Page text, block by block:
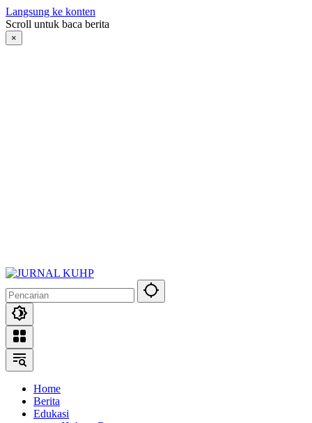
Langsung ke konten
Scroll untuk baca berita
×
Home
Berita
Edukasi